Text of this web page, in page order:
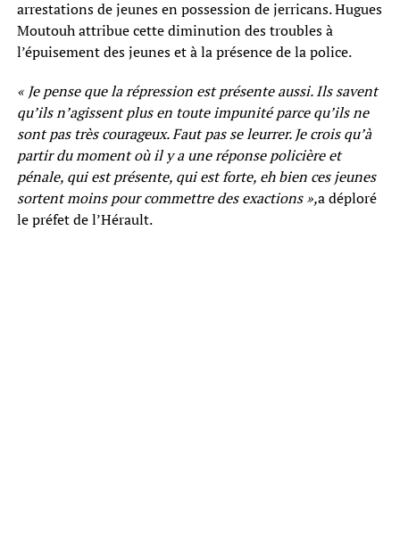
arrestations de jeunes en possession de jerricans. Hugues
Moutouh attribue cette diminution des troubles à
l’épuisement des jeunes et à la présence de la police.
« Je pense que la répression est présente aussi. Ils savent
qu’ils n’agissent plus en toute impunité parce qu’ils ne
sont pas très courageux. Faut pas se leurrer. Je crois qu’à
partir du moment où il y a une réponse policière et
pénale, qui est présente, qui est forte, eh bien ces jeunes
sortent moins pour commettre des exactions »,a déploré
le préfet de l’Hérault.